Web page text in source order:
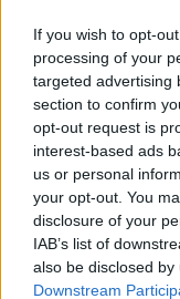
If you wish to opt-
processing of your
targeted advertising
section to confirm
opt-out request is
interest-based ads
us or personal
your opt-out. You
disclosure of your
IAB’s list of
also be disclosed
Downstream
Αντίθετο σε κάθε
Επιχειρήσεων
δημοτικό
πόφαση
διαμαρτύρεται
Υπουργείου
ακόμα φορά το
Βέροιας στη
προστασία του
21.11.2024 - 13.28